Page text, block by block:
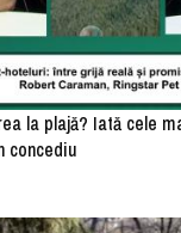
la plajă? Iată cele
concediu